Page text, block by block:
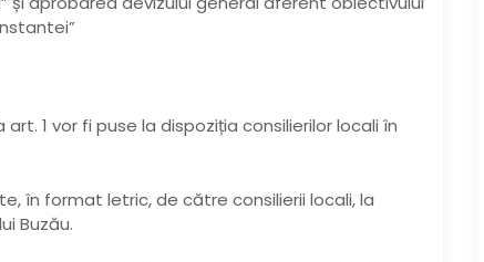
1 vor fi puse la dispoziția consilierilor locali în
în format letric, de către consilierii locali, la
Buzău.